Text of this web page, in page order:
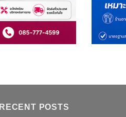
RECENT POSTS